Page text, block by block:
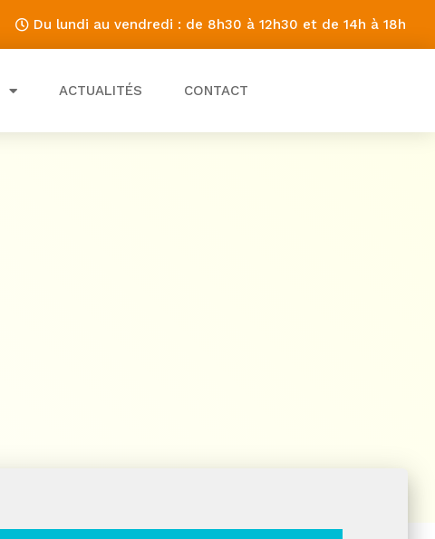
Du lundi au vendredi : de 8h30 à 12h30 et de 14h à 18h
ACTUALITÉS CONTACT